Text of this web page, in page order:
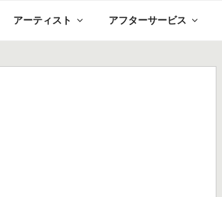
アーティスト アフターサービス